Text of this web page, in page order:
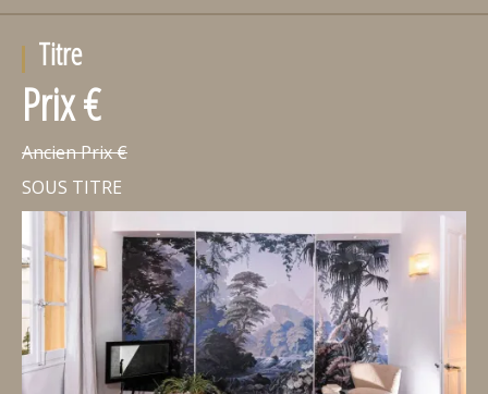
Titre
Prix €
Ancien Prix €
SOUS TITRE